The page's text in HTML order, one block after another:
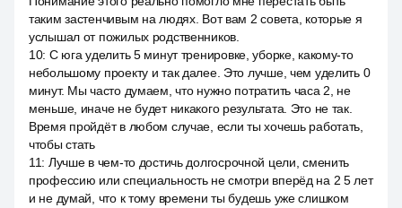
таким застенчивым на людях. Вот вам 2 совета, которые я
услышал от пожилых родственников.
10: С юга уделить 5 минут тренировке, уборке, какому-то
небольшому проекту и так далее. Это лучше, чем уделить 0
минут. Мы часто думаем, что нужно потратить часа 2, не
меньше, иначе не будет никакого результата. Это не так.
Время пройдёт в любом случае, если ты хочешь работать,
чтобы стать
11: Лучше в чем-то достичь долгосрочной цели, сменить
профессию или специальность не смотри вперёд на 2 5 лет
и не думай, что к тому времени ты будешь уже слишком